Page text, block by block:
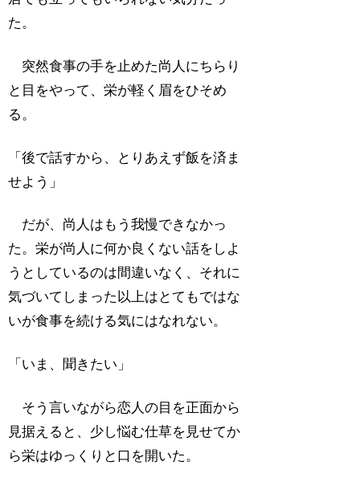
た。
突然食事の手を止めた尚人にちらり
と目をやって、栄が軽く眉をひそめ
る。
「後で話すから、とりあえず飯を済ま
せよう」
だが、尚人はもう我慢できなかっ
た。栄が尚人に何か良くない話をしよ
うとしているのは間違いなく、それに
気づいてしまった以上はとてもではな
いが食事を続ける気にはなれない。
「いま、聞きたい」
そう言いながら恋人の目を正面から
見据えると、少し悩む仕草を見せてか
ら栄はゆっくりと口を開いた。